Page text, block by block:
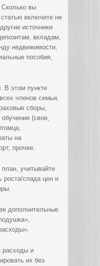
вы
включите не
источники
вкладам,
недвижимости,
пособия,
В этом пункте
членов семьи,
сборы,
(свое,
на
прочее.
учитывайте
роста/спада цен и
дополнительные
расходы и
их без